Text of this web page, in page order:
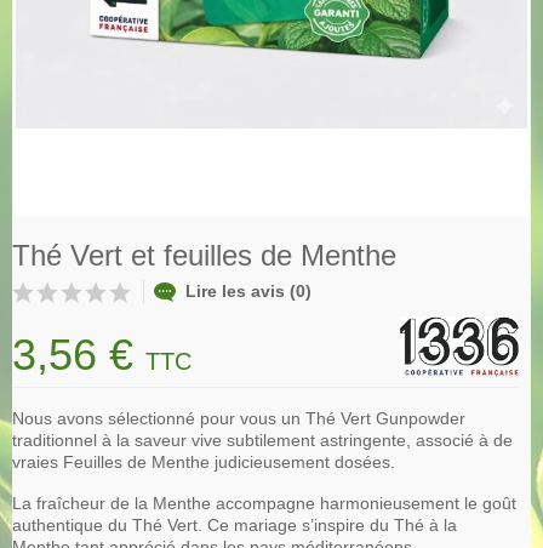
Thé Vert et feuilles de Menthe
Lire les avis (0)
3,56 € TTC
Nous avons sélectionné pour vous un Thé Vert Gunpowder
traditionnel à la saveur vive subtilement astringente, associé à de
vraies Feuilles de Menthe judicieusement dosées.
La fraîcheur de la Menthe accompagne harmonieusement le goût
authentique du Thé Vert. Ce mariage s’inspire du Thé à la